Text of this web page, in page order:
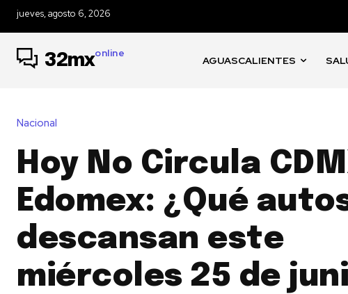
jueves, agosto 6, 2026
32mxonline
AGUASCALIENTES
Nacional
Hoy No Circula
Edomex: ¿Qué
descansan este
miércoles 25 de